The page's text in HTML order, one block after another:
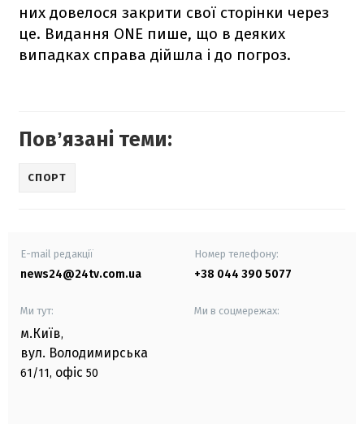
них довелося закрити свої сторінки через
це. Видання ONE пише, що в деяких
випадках справа дійшла і до погроз.
Повʼязані теми:
СПОРТ
E-mail редакції
news24@24tv.com.ua
Номер телефону:
+38 044 390 5077
Ми тут:
м.Київ,
вул. Володимирська
61/11, офіс 50
Ми в соцмережах: